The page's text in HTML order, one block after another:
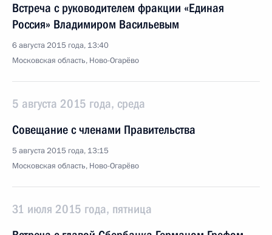
Встреча с руководителем фракции «Единая
Россия» Владимиром Васильевым
6 августа 2015 года, 13:40
Московская область, Ново-Огарёво
5 августа 2015 года, среда
Совещание с членами Правительства
5 августа 2015 года, 13:15
Московская область, Ново-Огарёво
31 июля 2015 года, пятница